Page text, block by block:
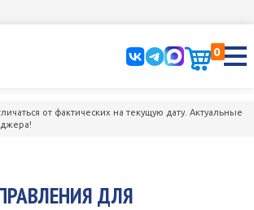
0
от фактических на текущую дату. Актуальные
ДЛЯ